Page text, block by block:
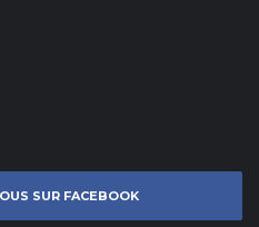
SUR FACEBOOK